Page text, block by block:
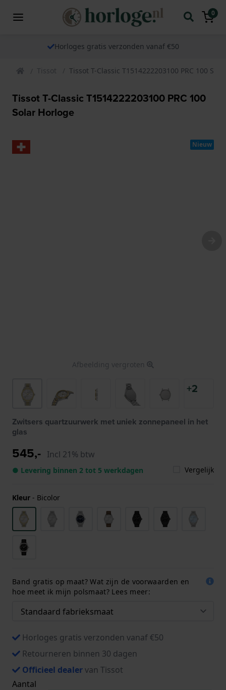
0
Horloges gratis verzonden vanaf €50
Tissot Tissot T-Classic T1514222203100 PRC 100
Tissot T-Classic T1514222203100 PRC 100
Solar Horloge
Nieuw
Afbeelding vergroten
+2
Zwitsers quartzuurwerk met uniek zonnepaneel in het
glas
545,- Incl 21% btw
● Levering binnen 2 tot 5 werkdagen Vergelijk
Kleur - Bicolor
Band gratis op maat? Wat zijn de voorwaarden en
hoe meet ik mijn polsmaat? Lees meer:
Horloges gratis verzonden vanaf €50
Retourneren binnen 30 dagen
Officieel dealervan Tissot
Aantal